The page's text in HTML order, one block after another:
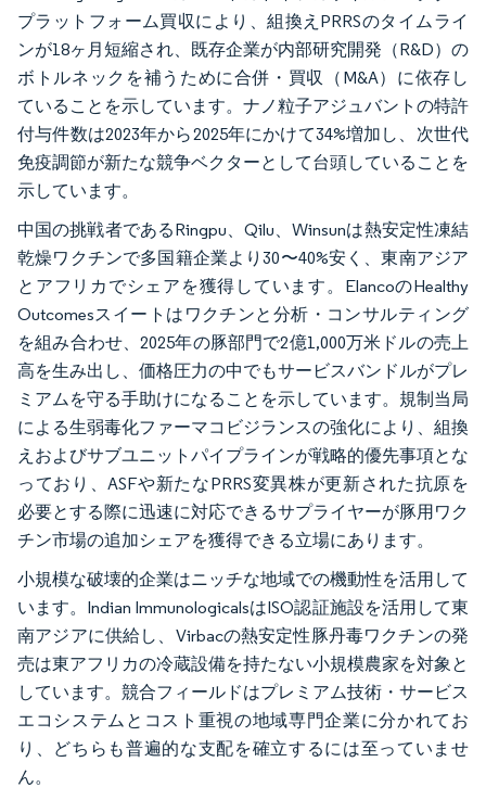
プラットフォーム買収により、組換えPRRSのタイムライ
ンが18ヶ月短縮され、既存企業が内部研究開発（R&D）の
ボトルネックを補うために合併・買収（M&A）に依存し
ていることを示しています。ナノ粒子アジュバントの特許
付与件数は2023年から2025年にかけて34%増加し、次世代
免疫調節が新たな競争ベクターとして台頭していることを
示しています。
中国の挑戦者であるRingpu、Qilu、Winsunは熱安定性凍結
乾燥ワクチンで多国籍企業より30〜40%安く、東南アジア
とアフリカでシェアを獲得しています。ElancoのHealthy
Outcomesスイートはワクチンと分析・コンサルティング
を組み合わせ、2025年の豚部門で2億1,000万米ドルの売上
高を生み出し、価格圧力の中でもサービスバンドルがプレ
ミアムを守る手助けになることを示しています。規制当局
による生弱毒化ファーマコビジランスの強化により、組換
えおよびサブユニットパイプラインが戦略的優先事項とな
っており、ASFや新たなPRRS変異株が更新された抗原を
必要とする際に迅速に対応できるサプライヤーが豚用ワク
チン市場の追加シェアを獲得できる立場にあります。
小規模な破壊的企業はニッチな地域での機動性を活用して
います。Indian ImmunologicalsはISO認証施設を活用して東
南アジアに供給し、Virbacの熱安定性豚丹毒ワクチンの発
売は東アフリカの冷蔵設備を持たない小規模農家を対象と
しています。競合フィールドはプレミアム技術・サービス
エコシステムとコスト重視の地域専門企業に分かれてお
り、どちらも普遍的な支配を確立するには至っていませ
ん。